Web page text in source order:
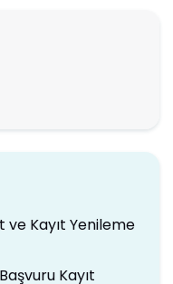
ve Kayıt Yenileme
Kayıt